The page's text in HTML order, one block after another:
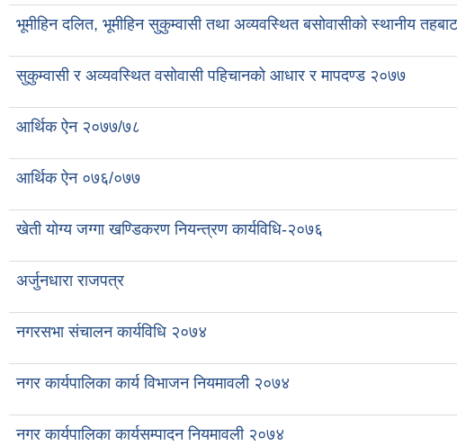
भूमीहिन दलित, भूमीहिन सुकुम्वासी तथा अव्यवस्थित बसोवासीको स्थानीय
सुकुम्वासी र अव्यवस्थित वसोवासी पहिचानको आधार र मापदण्ड २०७७
आर्थिक ऐन २०७७/७८
आर्थिक ऐन ०७६/०७७
खेती योग्य जग्गा खण्डिकरण नियन्त्रण कार्यविधि-२०७६
अर्जुनधारा राजपत्र
नगरसभा संचालन कार्यविधि २०७४
नगर कार्यपालिका कार्य विभाजन नियमावली २०७४
नगर कार्यपालिका कार्यसम्पादन नियमावली २०७४